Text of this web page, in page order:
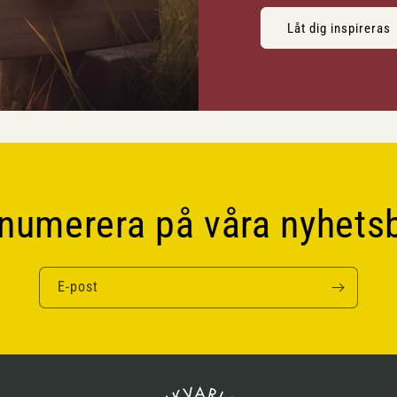
Låt dig inspireras
på våra
E-post